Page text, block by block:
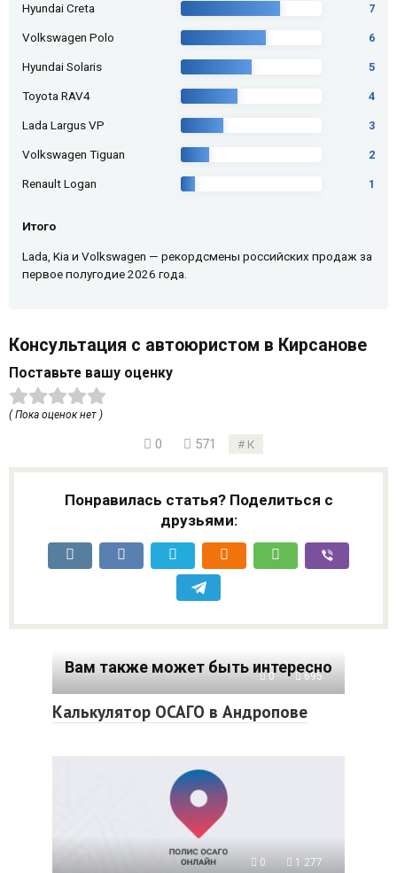
Hyundai Creta 7
Volkswagen Polo 6
Hyundai Solaris 5
Toyota RAV4 4
Lada Largus VP 3
Volkswagen Tiguan 2
Renault Logan 1
Итого
Lada, Kia и Volkswagen — рекордсмены российских продаж за
первое полугодие 2026 года.
Консультация с автоюристом в Кирсанове
Поставьте вашу оценку
( Пока оценок нет )
0 571 К
Понравилась статья? Поделиться с
друзьями:
Вам также может быть интересно
0 695
Калькулятор ОСАГО в Андропове
0 1 277